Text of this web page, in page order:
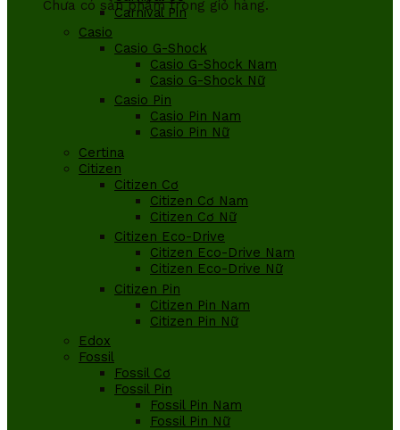
Chưa có sản phẩm trong giỏ hàng.
Carnival Pin
Casio
Casio G-Shock
Casio G-Shock Nam
Casio G-Shock Nữ
Casio Pin
Casio Pin Nam
Casio Pin Nữ
Certina
Citizen
Citizen Cơ
Citizen Cơ Nam
Citizen Cơ Nữ
Citizen Eco-Drive
Citizen Eco-Drive Nam
Citizen Eco-Drive Nữ
Citizen Pin
Citizen Pin Nam
Citizen Pin Nữ
Edox
Fossil
Fossil Cơ
Fossil Pin
Fossil Pin Nam
Fossil Pin Nữ